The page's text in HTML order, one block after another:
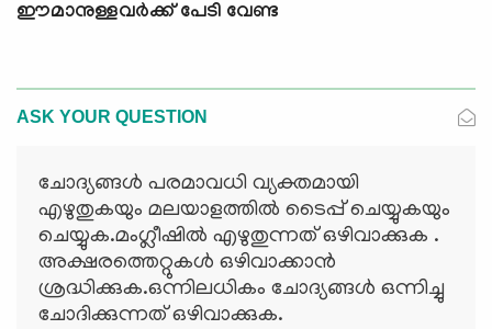
ഈമാനുള്ളവർക്ക് പേടി വേണ്ട
ASK YOUR QUESTION
ചോദ്യങ്ങള്‍ പരമാവധി വ്യക്തമായി
എഴുതുകയും മലയാളത്തില്‍ ടൈപ്പ് ചെയ്യുകയും
ചെയ്യുക.മംഗ്ലീഷില്‍ എഴുതുന്നത് ഒഴിവാക്കുക .
അക്ഷരത്തെറ്റുകള്‍ ഒഴിവാക്കാന്‍
ശ്രദ്ധിക്കുക.ഒന്നിലധികം ചോദ്യങ്ങള്‍ ഒന്നിച്ചു
ചോദിക്കുന്നത് ഒഴിവാക്കുക.